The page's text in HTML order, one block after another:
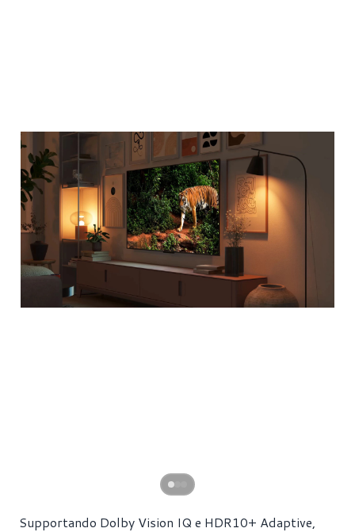
Supportando Dolby Vision IQ e HDR10+ Adaptive,